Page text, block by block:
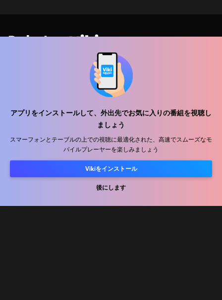
アプリをインストールして、外出先でお気に入りの番組を視聴し
ましょう
スマーフォンとテーブルの上での視聴に最適化された、高速でスムーズなモ
バイルプレーヤーを楽しみましょう
Vikiをインストール
後にします
ヘルプセンター
プレス向け情報
利用規約